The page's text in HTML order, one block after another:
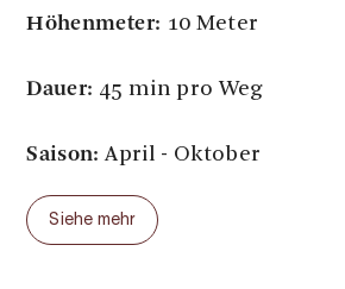
Höhenmeter: 10 Meter
Dauer: 45 min pro Weg
Saison: April - Oktober
Siehe mehr